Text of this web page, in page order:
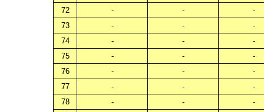
72
- -
-
73
- -
-
74
- -
-
75
- -
-
76
- -
-
77
- -
-
78
- -
-